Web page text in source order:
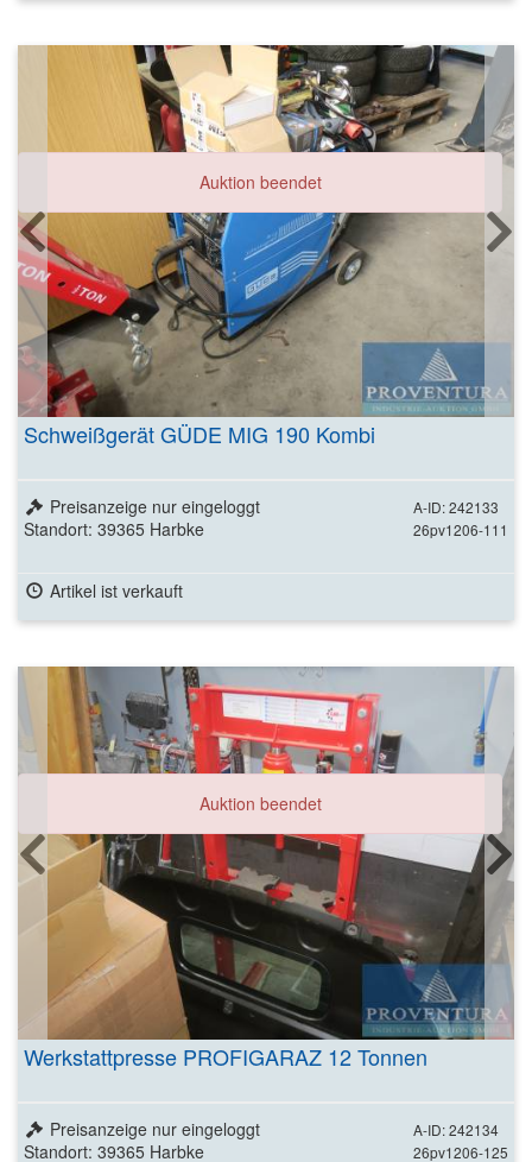
Auktion beendet
Schweißgerät GÜDE MIG 190 Kombi
A-ID: 242133
26pv1206-111
Preisanzeige nur eingeloggt
Standort: 39365 Harbke
Artikel ist verkauft
Auktion beendet
Werkstattpresse PROFIGARAZ 12 Tonnen
A-ID: 242134
26pv1206-125
Preisanzeige nur eingeloggt
Standort: 39365 Harbke